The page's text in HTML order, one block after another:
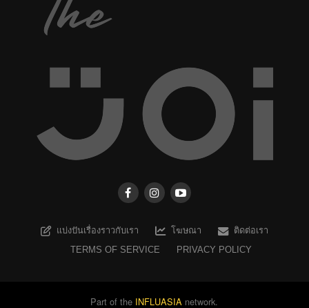
แบ่งปันเรื่องราวกับเรา โฆษณา
ติดต่อเรา
TERMS OF SERVICE
PRIVACY POLICY
Part of the INFLUASIA network.